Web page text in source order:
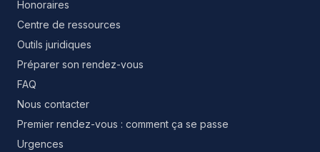
Honoraires
Centre de ressources
Outils juridiques
Préparer son rendez-vous
FAQ
Nous contacter
Premier rendez-vous : comment ça se passe
Urgences